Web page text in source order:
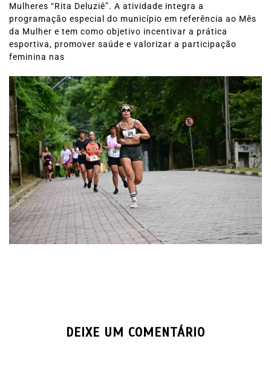
Mulheres “Rita Deluziê”. A atividade integra a
programação especial do município em referência ao Mês
da Mulher e tem como objetivo incentivar a prática
esportiva, promover saúde e valorizar a participação
feminina nas
DEIXE UM COMENTÁRIO